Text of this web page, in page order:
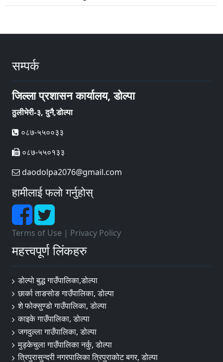
सम्पर्क
जिल्ला प्रशासन कार्यालय, डोल्पा
ठुलीभेरी-३, दुनै,डोल्पा
०८७-५५००३३
०८७-५५०१३३
daodolpa2076@gmail.com
हामीलाई फलो गर्नुहोस्
Terms of Use | Privacy Policy
महत्त्वपूर्ण लिंकहरु
डोल्पो बुद्ध गाउँपालिका,डोल्पा
छार्का ताङसोङ गाउँपालिका, डोल्पा
शे फोक्सुण्डो गाउँपालिका, डोल्पा
काइके गाउँपालिका, डोल्पा
जगदुल्ला गाउँपालिका, डोल्पा
मुड्केचुला गाउँपालिका नर्कु, डोल्पा
त्रिपुरासुन्दरी नगरपालिका त्रिपुराकोट बगर, डोल्पा